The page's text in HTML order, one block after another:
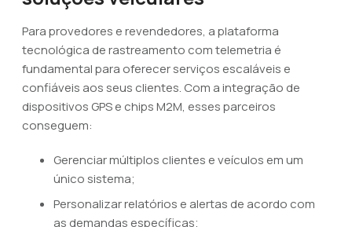
Para provedores e revendedores, a plataforma
tecnológica de rastreamento com telemetria é
fundamental para oferecer serviços escaláveis e
confiáveis aos seus clientes. Com a integração de
dispositivos GPS e chips M2M, esses parceiros
conseguem:
Gerenciar múltiplos clientes e veículos em um
único sistema;
Personalizar relatórios e alertas de acordo com
as demandas específicas;